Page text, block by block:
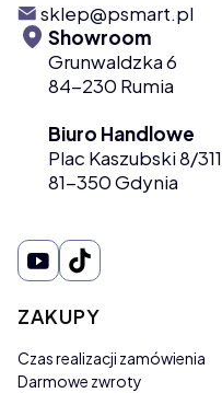
sklep@psmart.pl
Showroom
Grunwaldzka 6
84-230 Rumia
Biuro Handlowe
Plac Kaszubski 8/311
81-350 Gdynia
Linki w stopce
ZAKUPY
Czas realizacji zamówienia
Darmowe zwroty